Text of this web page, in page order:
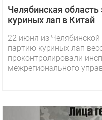
Челябинская область
куриных лап в Китай
22 июня из Челябинской
партию куриных лап
проконтролировали
межрегионального